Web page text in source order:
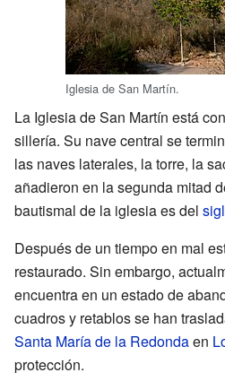
Iglesia de San Martín.
La Iglesia de San Martín está
sillería. Su nave central se
las naves laterales, la torre, la
añadieron en la segunda mitad
bautismal de la iglesia es del
Después de un tiempo en mal
restaurado. Sin embargo,
encuentra en un estado de
cuadros y retablos se han
Santa María de la Redondaen
protección.